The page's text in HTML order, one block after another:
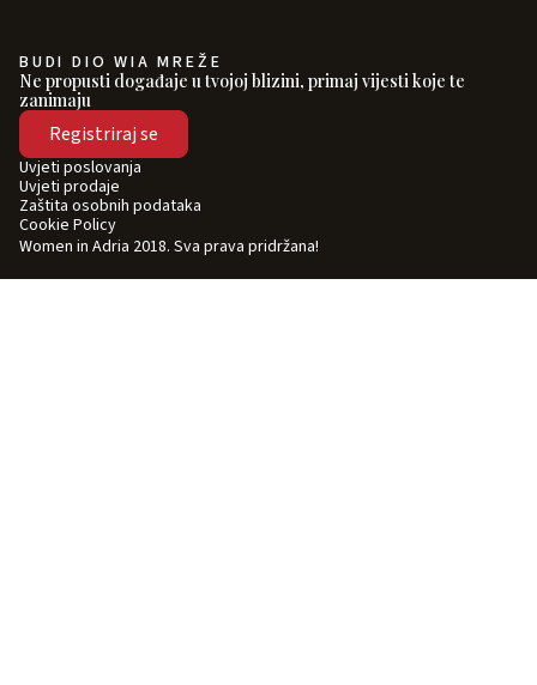
BUDI DIO WIA MREŽE
Ne propusti događaje u tvojoj blizini, primaj vijesti koje te
zanimaju
Registriraj se
Women in Adria 2018. Sva prava pridržana!
Uvjeti poslovanja
Uvjeti prodaje
Zaštita osobnih podataka
Cookie Policy